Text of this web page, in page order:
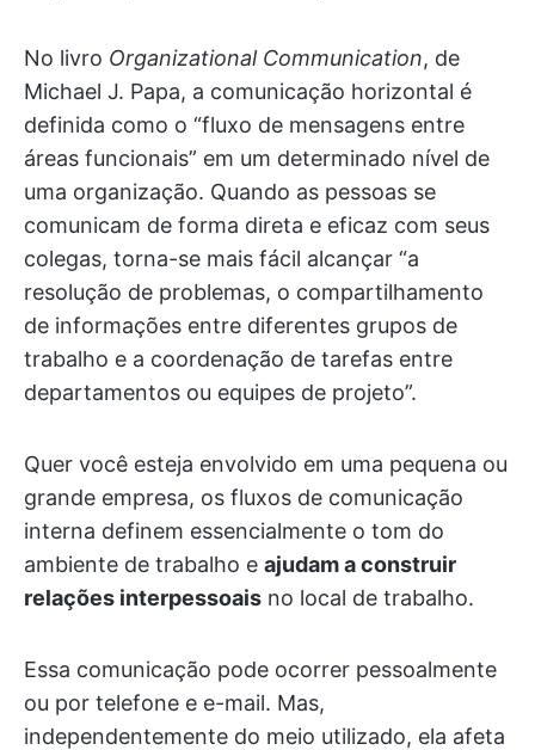
No livro Organizational Communication, de
Michael J. Papa, a comunicação horizontal é
definida como o “fluxo de mensagens entre
áreas funcionais” em um determinado nível de
uma organização. Quando as pessoas se
comunicam de forma direta e eficaz com seus
colegas, torna-se mais fácil alcançar “a
resolução de problemas, o compartilhamento
de informações entre diferentes grupos de
trabalho e a coordenação de tarefas entre
departamentos ou equipes de projeto”.
Quer você esteja envolvido em uma pequena ou
grande empresa, os fluxos de comunicação
interna definem essencialmente o tom do
ambiente de trabalho e ajudam a construir
relações interpessoais no local de trabalho.
Essa comunicação pode ocorrer pessoalmente
ou por telefone e e-mail. Mas,
independentemente do meio utilizado, ela afeta